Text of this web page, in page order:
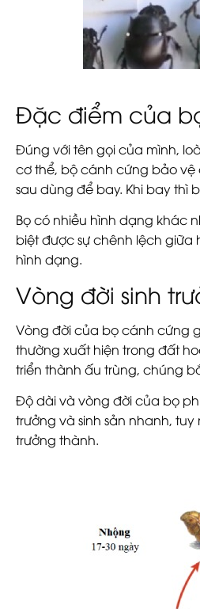
Đặc điểm của
Đúng với tên gọi của mình,
cơ thể, bộ cánh cứng bảo
sau dùng để bay. Khi bay thì
Bọ có nhiều hình dạng khác
biệt được sự chênh lệch
hình dạng.
Vòng đời sinh
Vòng đời của bọ cánh cứng
thường xuất hiện trong đất
triển thành ấu trùng, chúng
Độ dài và vòng đời của bọ
trưởng và sinh sản nhanh,
trưởng thành.